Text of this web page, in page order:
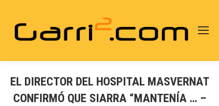
EL DIRECTOR DEL HOSPITAL MASVERNAT
CONFIRMÓ QUE SIARRA “MANTENÍA … –